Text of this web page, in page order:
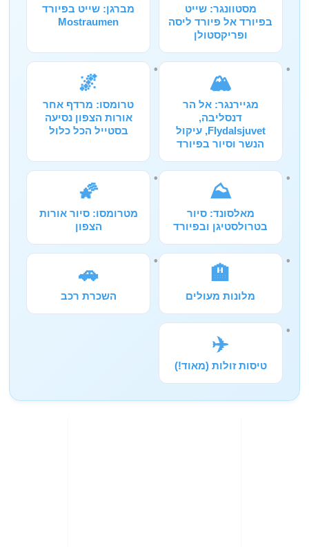
מסטוונגר: שייט
בפיורד אל פיורד ליסה
ופריקסטולן
מברגן: שייט בפיורד
Mostraumen
🏔️
מגיירנגר: אל הר
דנסליבה,
Flydalsjuvet, עיקול
הנשר וסיור בפיורד
🌌
טרומסו: מרדף אחר
אורות הצפון נסיעה
בסטייל הכל כלול
⛰️
מאלסונד: סיור
בטרולסטיגן ובפיורד
🌠
מטרומסו: סיור אורות
הצפון
🏨
מלונות מעולים
🚗
השכרת רכב
✈️
טיסות זולות (מאוד!)